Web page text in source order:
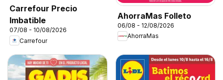
Carrefour Precio
Imbatible
07/08 - 10/08/2026
Carrefour
AhorraMas Folleto
06/08 - 12/08/2026
AhorraMas